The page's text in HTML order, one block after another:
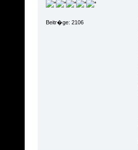
Beitr�ge: 2106